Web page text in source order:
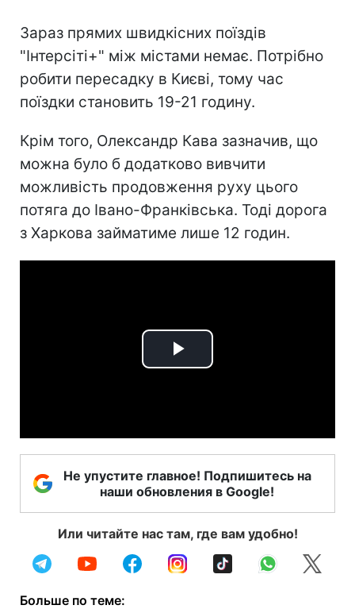
Зараз прямих швидкісних поїздів
"Інтерсіті+" між містами немає. Потрібно
робити пересадку в Києві, тому час
поїздки становить 19-21 годину.
Крім того, Олександр Кава зазначив, що
можна було б додатково вивчити
можливість продовження руху цього
потяга до Івано-Франківська. Тоді дорога
з Харкова займатиме лише 12 годин.
Play
Не упустите главное! Подпишитесь на
наши обновления в Google!
Или читайте нас там, где вам удобно!
Больше по теме: